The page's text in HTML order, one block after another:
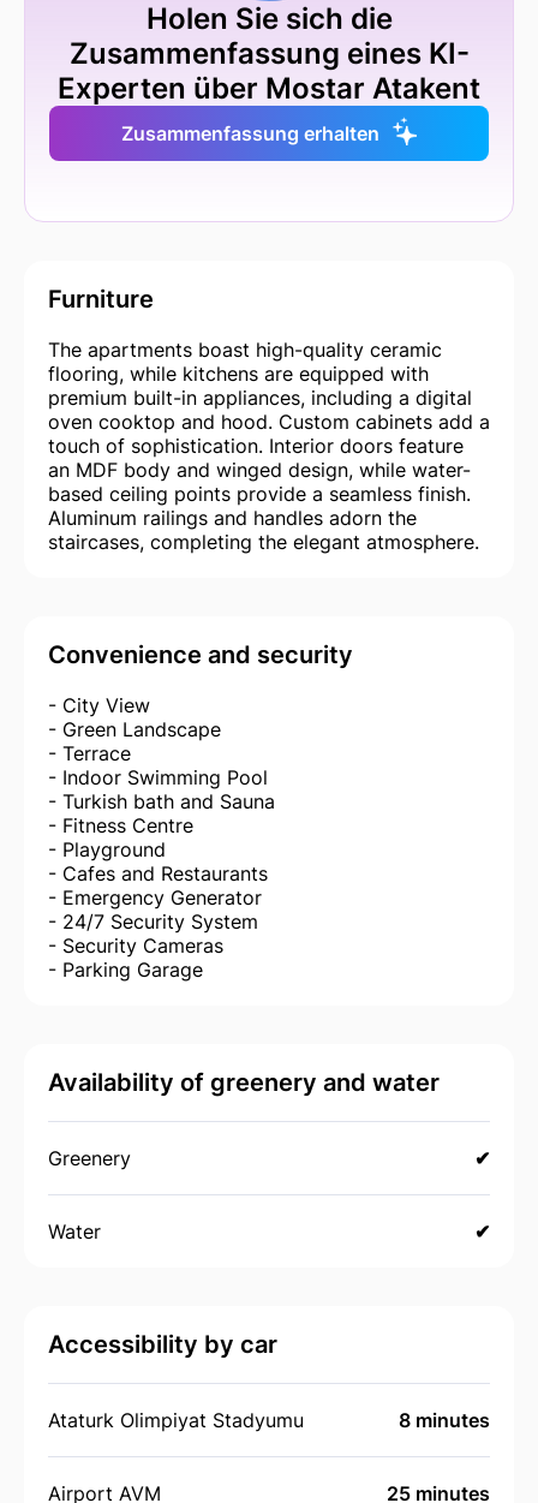
Holen Sie sich die
Zusammenfassung eines KI-
Experten über Mostar Atakent
Zusammenfassung erhalten
Furniture
The apartments boast high-quality ceramic
flooring, while kitchens are equipped with
premium built-in appliances, including a digital
oven cooktop and hood. Custom cabinets add a
touch of sophistication. Interior doors feature
an MDF body and winged design, while water-
based ceiling points provide a seamless finish.
Aluminum railings and handles adorn the
staircases, completing the elegant atmosphere.
Convenience and security
- City View
- Green Landscape
- Terrace
- Indoor Swimming Pool
- Turkish bath and Sauna
- Fitness Centre
- Playground
- Cafes and Restaurants
- Emergency Generator
- 24/7 Security System
- Security Cameras
- Parking Garage
Availability of greenery and water
Greenery ✔
Water ✔
Accessibility by car
Ataturk Olimpiyat Stadyumu 8 minutes
Airport AVM 25 minutes